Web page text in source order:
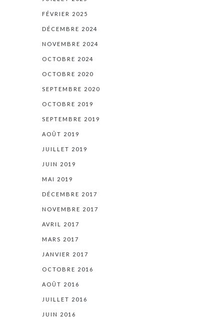
FÉVRIER 2025
DÉCEMBRE 2024
NOVEMBRE 2024
OCTOBRE 2024
OCTOBRE 2020
SEPTEMBRE 2020
OCTOBRE 2019
SEPTEMBRE 2019
AOÛT 2019
JUILLET 2019
JUIN 2019
MAI 2019
DÉCEMBRE 2017
NOVEMBRE 2017
AVRIL 2017
MARS 2017
JANVIER 2017
OCTOBRE 2016
AOÛT 2016
JUILLET 2016
JUIN 2016